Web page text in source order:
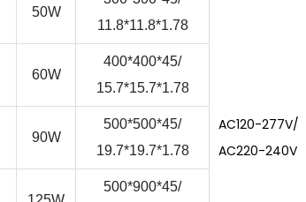
50W
11.8*11.8*1.78
AC120-277V/
AC220-240V
60W
400*400*45/
15.7*15.7*1.78
90W
500*500*45/
19.7*19.7*1.78
500*900*45/